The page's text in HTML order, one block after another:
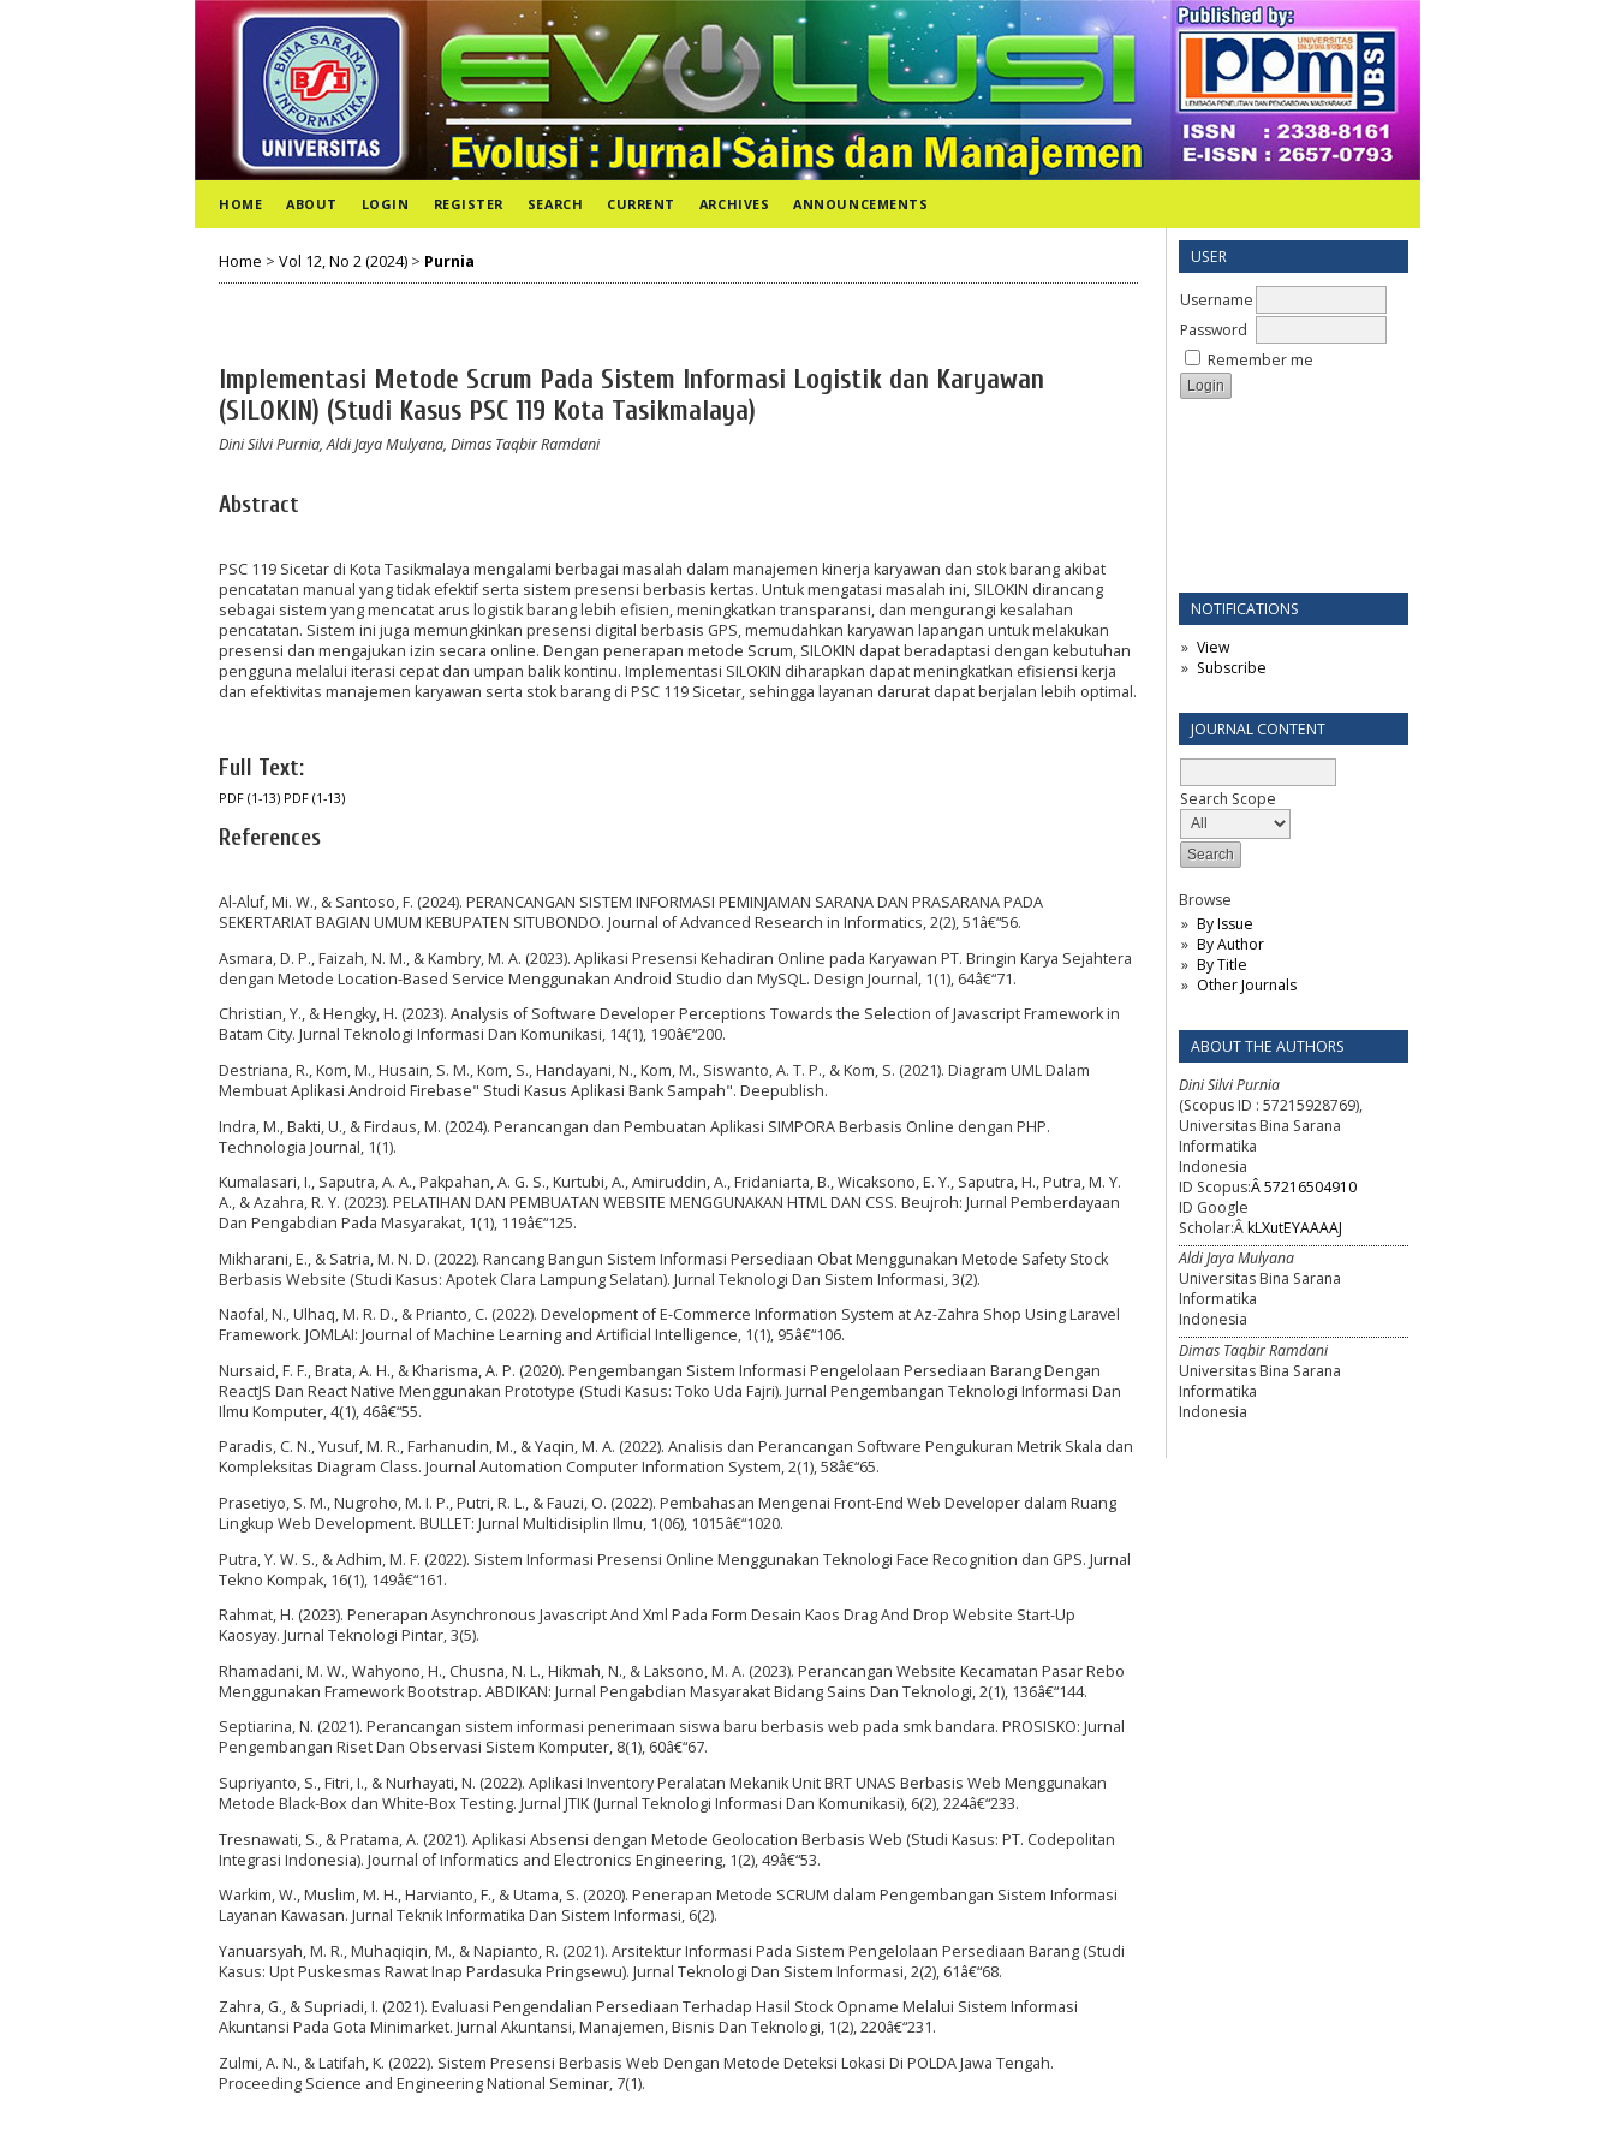
USER
Username
Password
Remember me
NOTIFICATIONS
View
Subscribe
JOURNAL CONTENT
Search Scope
Browse
By Issue
By Author
By Title
Other Journals
ABOUT THE AUTHORS
Dini Silvi Purnia
(Scopus ID : 57215928769),
Universitas Bina Sarana
Informatika
Indonesia
ID Scopus:Â 57216504910
ID Google
Scholar:ÂkLXutEYAAAAJ
Aldi Jaya Mulyana
Universitas Bina Sarana
Informatika
Indonesia
Dimas Taqbir Ramdani
Universitas Bina Sarana
Informatika
Indonesia
HOME ABOUT LOGIN REGISTER SEARCH CURRENT ARCHIVES ANNOUNCEMENTS
Home > Vol 12, No 2 (2024) > Purnia
Implementasi Metode Scrum Pada Sistem Informasi Logistik dan Karyawan
(SILOKIN) (Studi Kasus PSC 119 Kota Tasikmalaya)
Dini Silvi Purnia, Aldi Jaya Mulyana, Dimas Taqbir Ramdani
Abstract
PSC 119 Sicetar di Kota Tasikmalaya mengalami berbagai masalah dalam manajemen kinerja karyawan dan stok barang akibat
pencatatan manual yang tidak efektif serta sistem presensi berbasis kertas. Untuk mengatasi masalah ini, SILOKIN dirancang
sebagai sistem yang mencatat arus logistik barang lebih efisien, meningkatkan transparansi, dan mengurangi kesalahan
pencatatan. Sistem ini juga memungkinkan presensi digital berbasis GPS, memudahkan karyawan lapangan untuk melakukan
presensi dan mengajukan izin secara online. Dengan penerapan metode Scrum, SILOKIN dapat beradaptasi dengan kebutuhan
pengguna melalui iterasi cepat dan umpan balik kontinu. Implementasi SILOKIN diharapkan dapat meningkatkan efisiensi kerja
dan efektivitas manajemen karyawan serta stok barang di PSC 119 Sicetar, sehingga layanan darurat dapat berjalan lebih optimal.
Full Text:
PDF (1-13) PDF (1-13)
References
Al-Aluf, Mi. W., & Santoso, F. (2024). PERANCANGAN SISTEM INFORMASI PEMINJAMAN SARANA DAN PRASARANA PADA
SEKERTARIAT BAGIAN UMUM KEBUPATEN SITUBONDO. Journal of Advanced Research in Informatics, 2(2), 51â€“56.
Asmara, D. P., Faizah, N. M., & Kambry, M. A. (2023). Aplikasi Presensi Kehadiran Online pada Karyawan PT. Bringin Karya Sejahtera
dengan Metode Location-Based Service Menggunakan Android Studio dan MySQL. Design Journal, 1(1), 64â€“71.
Christian, Y., & Hengky, H. (2023). Analysis of Software Developer Perceptions Towards the Selection of Javascript Framework in
Batam City. Jurnal Teknologi Informasi Dan Komunikasi, 14(1), 190â€“200.
Destriana, R., Kom, M., Husain, S. M., Kom, S., Handayani, N., Kom, M., Siswanto, A. T. P., & Kom, S. (2021). Diagram UML Dalam
Membuat Aplikasi Android Firebase" Studi Kasus Aplikasi Bank Sampah". Deepublish.
Indra, M., Bakti, U., & Firdaus, M. (2024). Perancangan dan Pembuatan Aplikasi SIMPORA Berbasis Online dengan PHP.
Technologia Journal, 1(1).
Kumalasari, I., Saputra, A. A., Pakpahan, A. G. S., Kurtubi, A., Amiruddin, A., Fridaniarta, B., Wicaksono, E. Y., Saputra, H., Putra, M. Y.
A., & Azahra, R. Y. (2023). PELATIHAN DAN PEMBUATAN WEBSITE MENGGUNAKAN HTML DAN CSS. Beujroh: Jurnal Pemberdayaan
Dan Pengabdian Pada Masyarakat, 1(1), 119â€“125.
Mikharani, E., & Satria, M. N. D. (2022). Rancang Bangun Sistem Informasi Persediaan Obat Menggunakan Metode Safety Stock
Berbasis Website (Studi Kasus: Apotek Clara Lampung Selatan). Jurnal Teknologi Dan Sistem Informasi, 3(2).
Naofal, N., Ulhaq, M. R. D., & Prianto, C. (2022). Development of E-Commerce Information System at Az-Zahra Shop Using Laravel
Framework. JOMLAI: Journal of Machine Learning and Artificial Intelligence, 1(1), 95â€“106.
Nursaid, F. F., Brata, A. H., & Kharisma, A. P. (2020). Pengembangan Sistem Informasi Pengelolaan Persediaan Barang Dengan
ReactJS Dan React Native Menggunakan Prototype (Studi Kasus: Toko Uda Fajri). Jurnal Pengembangan Teknologi Informasi Dan
Ilmu Komputer, 4(1), 46â€“55.
Paradis, C. N., Yusuf, M. R., Farhanudin, M., & Yaqin, M. A. (2022). Analisis dan Perancangan Software Pengukuran Metrik Skala dan
Kompleksitas Diagram Class. Journal Automation Computer Information System, 2(1), 58â€“65.
Prasetiyo, S. M., Nugroho, M. I. P., Putri, R. L., & Fauzi, O. (2022). Pembahasan Mengenai Front-End Web Developer dalam Ruang
Lingkup Web Development. BULLET: Jurnal Multidisiplin Ilmu, 1(06), 1015â€“1020.
Putra, Y. W. S., & Adhim, M. F. (2022). Sistem Informasi Presensi Online Menggunakan Teknologi Face Recognition dan GPS. Jurnal
Tekno Kompak, 16(1), 149â€“161.
Rahmat, H. (2023). Penerapan Asynchronous Javascript And Xml Pada Form Desain Kaos Drag And Drop Website Start-Up
Kaosyay. Jurnal Teknologi Pintar, 3(5).
Rhamadani, M. W., Wahyono, H., Chusna, N. L., Hikmah, N., & Laksono, M. A. (2023). Perancangan Website Kecamatan Pasar Rebo
Menggunakan Framework Bootstrap. ABDIKAN: Jurnal Pengabdian Masyarakat Bidang Sains Dan Teknologi, 2(1), 136â€“144.
Septiarina, N. (2021). Perancangan sistem informasi penerimaan siswa baru berbasis web pada smk bandara. PROSISKO: Jurnal
Pengembangan Riset Dan Observasi Sistem Komputer, 8(1), 60â€“67.
Supriyanto, S., Fitri, I., & Nurhayati, N. (2022). Aplikasi Inventory Peralatan Mekanik Unit BRT UNAS Berbasis Web Menggunakan
Metode Black-Box dan White-Box Testing. Jurnal JTIK (Jurnal Teknologi Informasi Dan Komunikasi), 6(2), 224â€“233.
Tresnawati, S., & Pratama, A. (2021). Aplikasi Absensi dengan Metode Geolocation Berbasis Web (Studi Kasus: PT. Codepolitan
Integrasi Indonesia). Journal of Informatics and Electronics Engineering, 1(2), 49â€“53.
Warkim, W., Muslim, M. H., Harvianto, F., & Utama, S. (2020). Penerapan Metode SCRUM dalam Pengembangan Sistem Informasi
Layanan Kawasan. Jurnal Teknik Informatika Dan Sistem Informasi, 6(2).
Yanuarsyah, M. R., Muhaqiqin, M., & Napianto, R. (2021). Arsitektur Informasi Pada Sistem Pengelolaan Persediaan Barang (Studi
Kasus: Upt Puskesmas Rawat Inap Pardasuka Pringsewu). Jurnal Teknologi Dan Sistem Informasi, 2(2), 61â€“68.
Zahra, G., & Supriadi, I. (2021). Evaluasi Pengendalian Persediaan Terhadap Hasil Stock Opname Melalui Sistem Informasi
Akuntansi Pada Gota Minimarket. Jurnal Akuntansi, Manajemen, Bisnis Dan Teknologi, 1(2), 220â€“231.
Zulmi, A. N., & Latifah, K. (2022). Sistem Presensi Berbasis Web Dengan Metode Deteksi Lokasi Di POLDA Jawa Tengah.
Proceeding Science and Engineering National Seminar, 7(1).